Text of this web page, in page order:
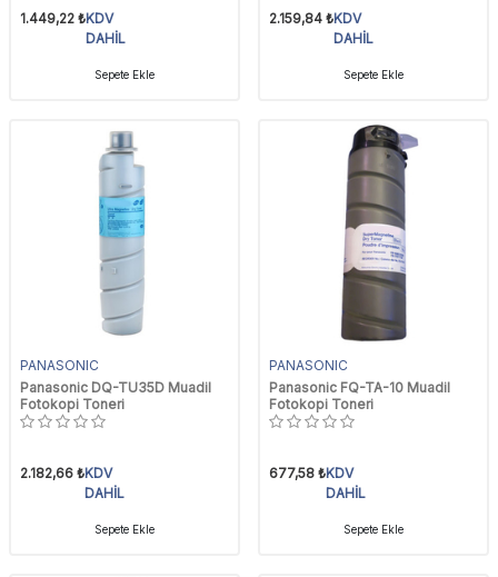
1.449,22 ₺KDV
DAHİL
Sepete Ekle
2.159,84 ₺KDV
DAHİL
Sepete Ekle
PANASONIC
Panasonic DQ-TU35D Muadil
Fotokopi Toneri
2.182,66 ₺KDV
DAHİL
Sepete Ekle
PANASONIC
Panasonic FQ-TA-10 Muadil
Fotokopi Toneri
677,58 ₺KDV
DAHİL
Sepete Ekle